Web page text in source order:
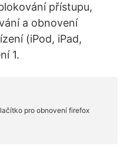
přístupu,
a obnovení
(iPod, iPad,
1.